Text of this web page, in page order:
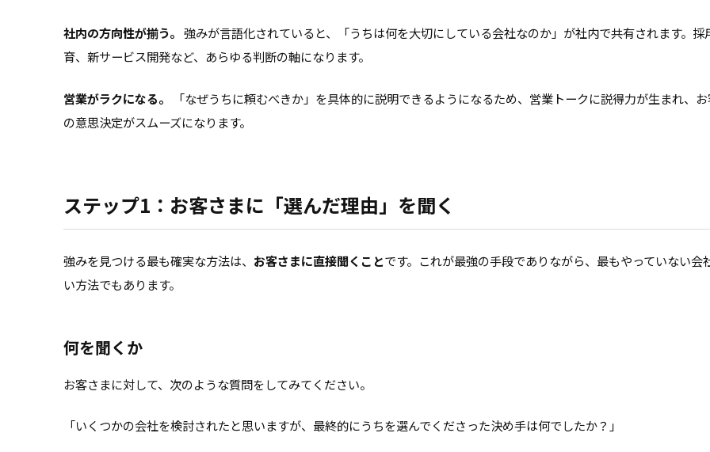
社内の方向性が揃う。 強みが言語化されていると、「うちは何を大切にしている会社なのか」が社内で共有されます。採
育、新サービス開発など、あらゆる判断の軸になります。
営業がラクになる。
「なぜうちに頼むべきか」を具体的に説明できるようになるため、営業トークに説得力が生まれ、
の意思決定がスムーズになります。
ステップ1：お客さまに「選んだ理由」を聞く
強みを見つける最も確実な方法は、 お客さまに直接聞くことです。これが最強の手段でありながら、最もやっていない会
い方法でもあります。
何を聞くか
お客さまに対して、次のような質問をしてみてください。
「いくつかの会社を検討されたと思いますが、最終的にうちを選んでくださった決め手は何でしたか？」